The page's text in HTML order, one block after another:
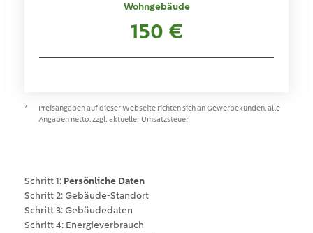
Wohngebäude
150 €
Preisangaben auf dieser Webseite richten sich an Gewerbekunden, alle
Angaben netto, zzgl. aktueller Umsatzsteuer
Persönliche Daten
Gebäude-Standort
Gebäudedaten
Energieverbrauch